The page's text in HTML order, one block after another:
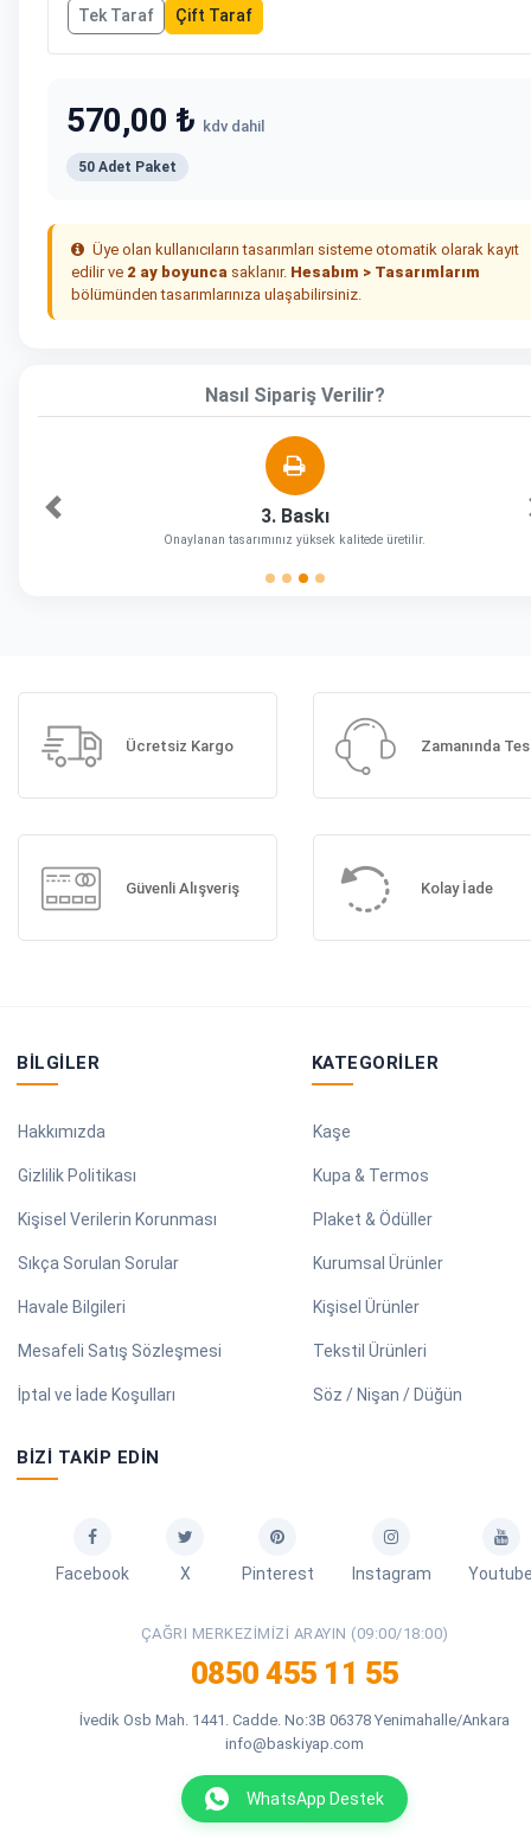
Tek Taraf Çift Taraf
570,00 ₺ kdv dahil
50 Adet Paket
Üye olan kullanıcıların tasarımları sisteme otomatik olarak kayıt
edilir ve 2 ay boyunca saklanır. Hesabım > Tasarımlarım
bölümünden tasarımlarınıza ulaşabilirsiniz.
Nasıl Sipariş Verilir?
3. Baskı
Onaylanan tasarımınız yüksek kalitede üretilir.
Önceki
Ücretsiz Kargo Zamanında
Güvenli Alışveriş Kolay İade
BILGILER
Hakkımızda
Gizlilik Politikası
Kişisel Verilerin Korunması
Sıkça Sorulan Sorular
Havale Bilgileri
Mesafeli Satış Sözleşmesi
İptal ve İade Koşulları
KATEGORILER
Kaşe
Kupa & Termos
Plaket & Ödüller
Kurumsal Ürünler
Kişisel Ürünler
Tekstil Ürünleri
Söz / Nişan / Düğün
BIZI TAKIP EDIN
Facebook X Pinterest Instagram
ÇAĞRI MERKEZIMIZI ARAYIN (09:00/18:00)
0850 455 11 55
İvedik Osb Mah. 1441. Cadde. No:3B 06378 Yenimahalle/Ankara
info@baskiyap.com
WhatsApp Destek